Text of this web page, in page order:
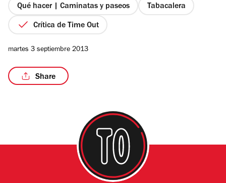
estrellas
Qué hacer | Caminatas y paseos Tabacalera
Crítica de Time Out
martes 3 septiembre 2013
Share